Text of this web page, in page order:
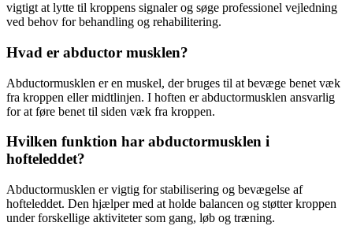
vigtigt at lytte til kroppens signaler og søge professionel vejledning
ved behov for behandling og rehabilitering.
Hvad er abductor musklen?
Abductormusklen er en muskel, der bruges til at bevæge benet væk
fra kroppen eller midtlinjen. I hoften er abductormusklen ansvarlig
for at føre benet til siden væk fra kroppen.
Hvilken funktion har abductormusklen i
hofteleddet?
Abductormusklen er vigtig for stabilisering og bevægelse af
hofteleddet. Den hjælper med at holde balancen og støtter kroppen
under forskellige aktiviteter som gang, løb og træning.